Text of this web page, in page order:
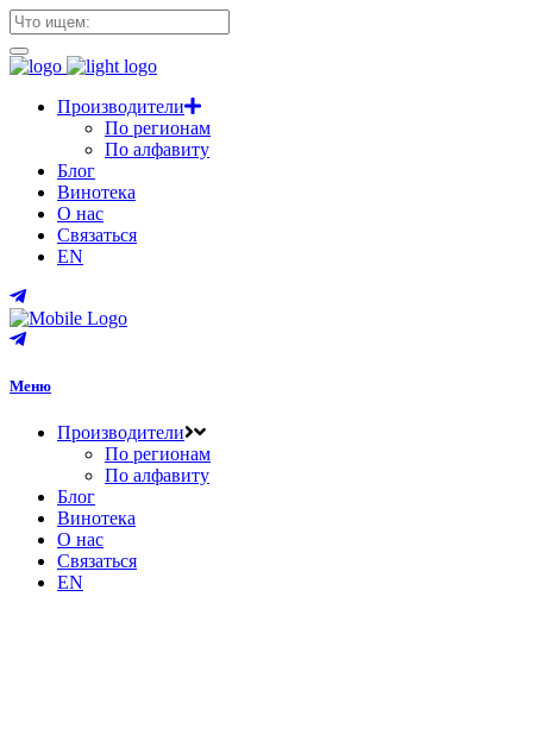
Производители
По регионам
По алфавиту
Блог
Винотека
О нас
Связаться
EN
Меню
Производители
По регионам
По алфавиту
Блог
Винотека
О нас
Связаться
EN